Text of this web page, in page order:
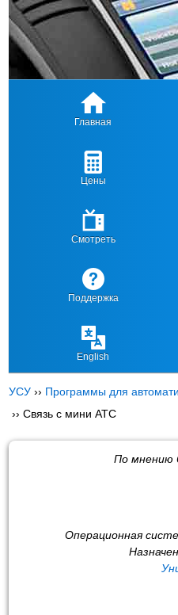
Главная
Цены
Смотреть
Поддержка
English
УСУ ›› Программы для
››Связь с мини АТС
По мнению
Операционная